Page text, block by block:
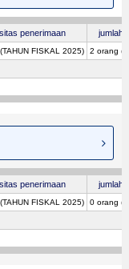
penerimaan jumlah
FISKAL 2025) 2 orang
penerimaan jumlah
FISKAL 2025) 0 orang